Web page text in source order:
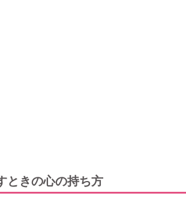
ときの心の持ち方